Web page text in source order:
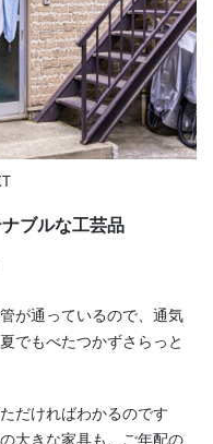
ブルな工芸品
が通っているので、通気
でもべたつかずさらっと
だければわかるのです
大きな家具も、ご年配の